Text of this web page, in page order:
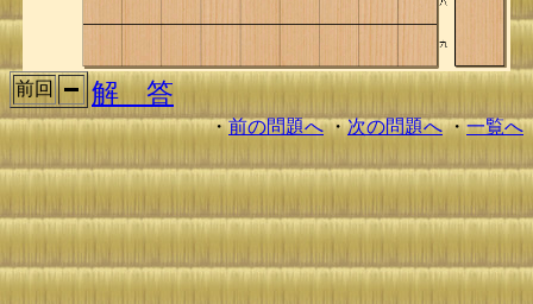
前回 解 答
・前の問題へ・次の問題へ・一覧へ